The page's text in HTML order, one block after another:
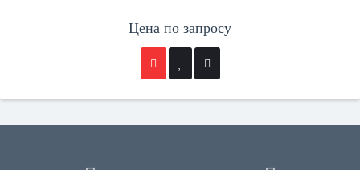
Цена по запросу